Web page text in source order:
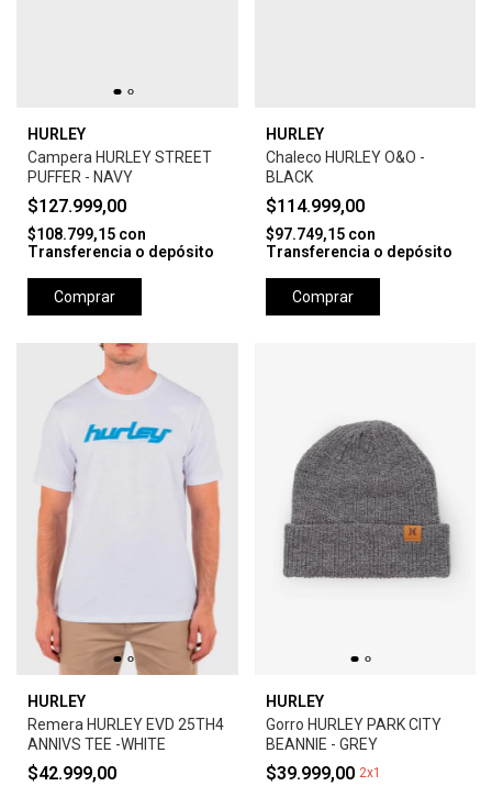
HURLEY
Campera HURLEY STREET
PUFFER - NAVY
$127.999,00
$108.799,15 con
Transferencia o depósito
Comprar
HURLEY
Chaleco HURLEY O&O -
BLACK
$114.999,00
$97.749,15 con
Transferencia o depósito
Comprar
HURLEY
Remera HURLEY EVD 25TH4
ANNIVS TEE -WHITE
$42.999,00
HURLEY
Gorro HURLEY PARK CITY
BEANNIE - GREY
$39.999,00 2x1